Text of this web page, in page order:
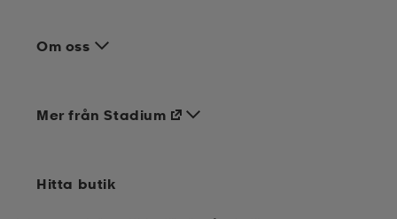
Om oss
Mer från Stadium
Hitta butik